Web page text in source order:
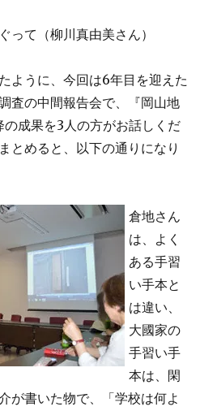
って（柳川真由美さん）
ように、今回は6年目を迎えた
査の中間報告会で、『岡山地
の成果を3人の方がお話しくだ
とめると、以下の通りになり
倉地さん
は、よく
ある手習
い手本と
は違い、
大國家の
手習い手
本は、閑
が書いた物で、「学校は何よ